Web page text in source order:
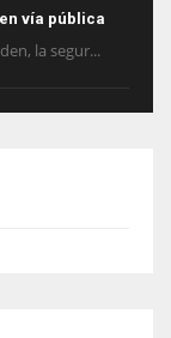
vía pública
la segur...